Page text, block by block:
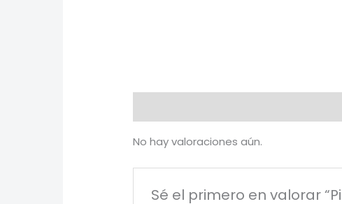
No hay valoraciones aún.
Sé el primero en valorar